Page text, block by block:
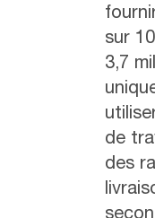
sur
3,7
de
des